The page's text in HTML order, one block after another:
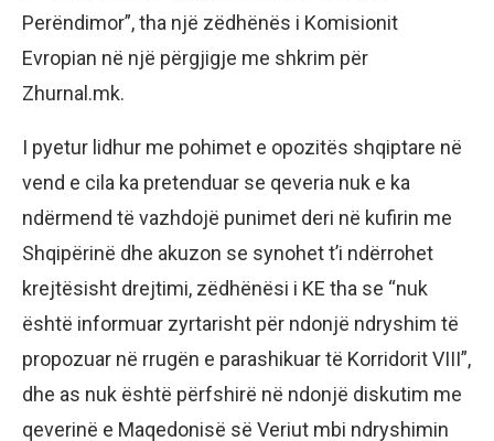
Perëndimor”, tha një zëdhënës i Komisionit
Evropian në një përgjigje me shkrim për
Zhurnal.mk.
I pyetur lidhur me pohimet e opozitës shqiptare në
vend e cila ka pretenduar se qeveria nuk e ka
ndërmend të vazhdojë punimet deri në kufirin me
Shqipërinë dhe akuzon se synohet t’i ndërrohet
krejtësisht drejtimi, zëdhënësi i KE tha se “nuk
është informuar zyrtarisht për ndonjë ndryshim të
propozuar në rrugën e parashikuar të Korridorit VIII”,
dhe as nuk është përfshirë në ndonjë diskutim me
qeverinë e Maqedonisë së Veriut mbi ndryshimin